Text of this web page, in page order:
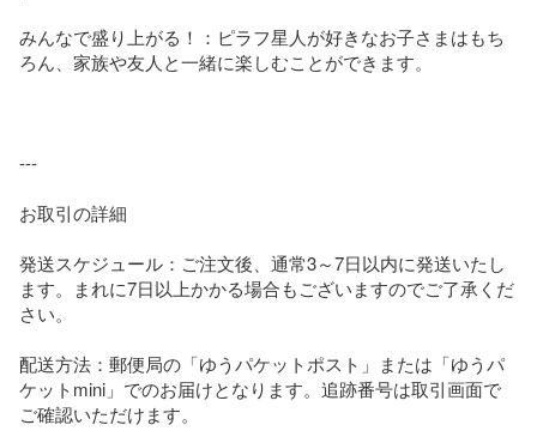
みんなで盛り上がる！：ピラフ星人が好きなお子さまはもち
ろん、家族や友人と一緒に楽しむことができます。
---
お取引の詳細
発送スケジュール：ご注文後、通常3～7日以内に発送いたし
ます。まれに7日以上かかる場合もございますのでご了承くだ
さい。
配送方法：郵便局の「ゆうパケットポスト」または「ゆうパ
ケットmini」でのお届けとなります。追跡番号は取引画面で
ご確認いただけます。